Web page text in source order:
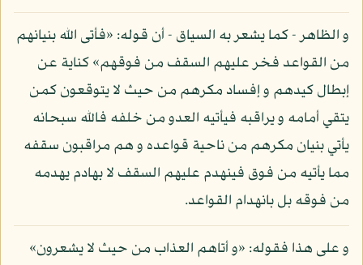
و الظاهر - كما يشعر به السياق - أن قوله: «فأتى الله بنيانهم
من القواعد فخر عليهم السقف من فوقهم» كناية عن
إبطال كيدهم و إفساد مكرهم من حيث لا يتوقعون كمن
يتقي أمامه و يراقبه فيأتيه العدو من خلفه فالله سبحانه
يأتي بنيان مكرهم من ناحية قواعده و هم مراقبون سقفه
مما يأتيه من فوق فينهدم عليهم السقف لا بهادم يهدمه
من فوقه بل بانهدام القواعد.
و على هذا فقوله: «و أتاهم العذاب من حيث لا يشعرون»